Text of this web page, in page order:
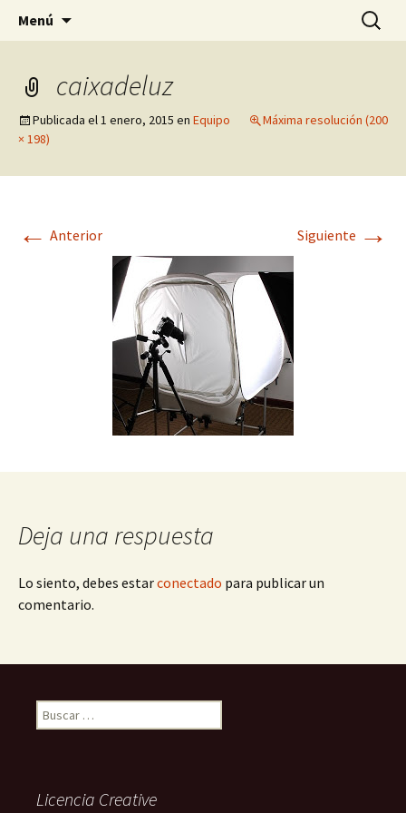
Quintasnovas
Pagina sobre licores,viño, cervexa, sidra,
receitas, fotografia, agricultura, informatica,
linux e outras afeccións
Menú Buscar:
caixadeluz
Publicada el1 enero, 2015 en Equipo
Máxima resolución (200
× 198)
← Anterior Siguiente →
Deja una respuesta
Lo siento, debes estarconectado para publicar un
comentario.
Buscar:
Licencia Creative